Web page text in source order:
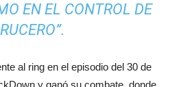
EN EL CONTROL DE
al ring en el episodio del 30 de